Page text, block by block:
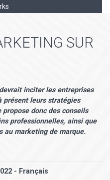
SUR
inciter les entreprises
présent leurs stratégies
donc des conseils
professionnelles, ainsi que
au marketing de marque.
- Français